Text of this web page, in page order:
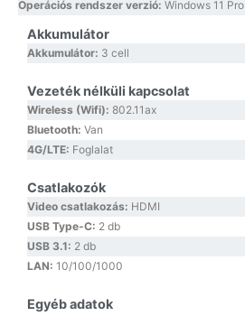
Operációs rendszer verzió: Windows 11 Pro
Akkumulátor
Akkumulátor: 3 cell
Vezeték nélküli kapcsolat
Wireless (Wifi): 802.11ax
Bluetooth: Van
4G/LTE: Foglalat
Csatlakozók
Video csatlakozás: HDMI
USB Type-C: 2 db
USB 3.1: 2 db
LAN: 10/100/1000
Egyéb adatok